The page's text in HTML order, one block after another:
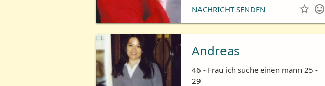
NACHRICHT SENDEN  
Andreas
46 - Frau ich suche einen mann 25 -
29